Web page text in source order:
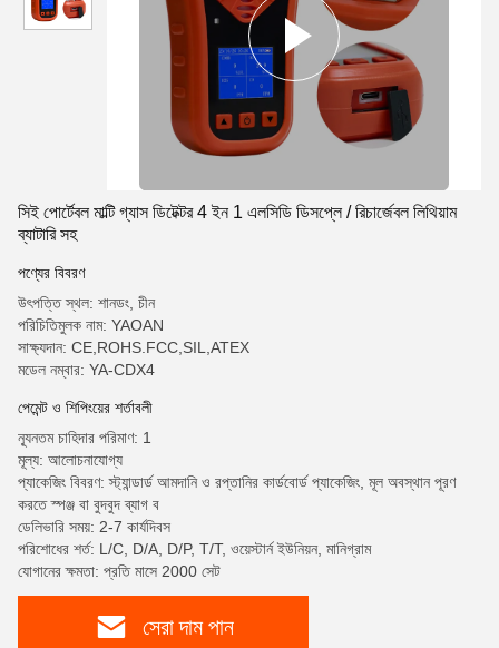
সিই পোর্টেবল মাল্টি গ্যাস ডিটেক্টর 4 ইন 1 এলসিডি ডিসপ্লে / রিচার্জেবল লিথিয়াম
ব্যাটারি সহ
পণ্যের বিবরণ
উৎপত্তি স্থল: শানডং, চীন
পরিচিতিমুলক নাম: YAOAN
সাক্ষ্যদান: CE,ROHS.FCC,SIL,ATEX
মডেল নম্বার: YA-CDX4
পেমেন্ট ও শিপিংয়ের শর্তাবলী
ন্যূনতম চাহিদার পরিমাণ: 1
মূল্য: আলোচনাযোগ্য
প্যাকেজিং বিবরণ: স্ট্যান্ডার্ড আমদানি ও রপ্তানির কার্ডবোর্ড প্যাকেজিং, মূল অবস্থান পূরণ
করতে স্পঞ্জ বা বুদবুদ ব্যাগ ব
ডেলিভারি সময়: 2-7 কার্যদিবস
পরিশোধের শর্ত: L/C, D/A, D/P, T/T, ওয়েস্টার্ন ইউনিয়ন, মানিগ্রাম
যোগানের ক্ষমতা: প্রতি মাসে 2000 সেট
সেরা দাম পান